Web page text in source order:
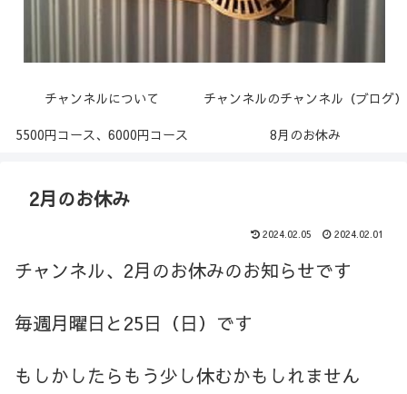
チャンネルについて
チャンネルのチャンネル（ブログ）
5500円コース、6000円コース
8月のお休み
2月のお休み
2024.02.05 2024.02.01
チャンネル、2月のお休みのお知らせです
毎週月曜日と25日（日）です
もしかしたらもう少し休むかもしれません